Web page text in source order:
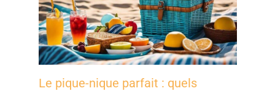
Le pique-nique parfait : quels